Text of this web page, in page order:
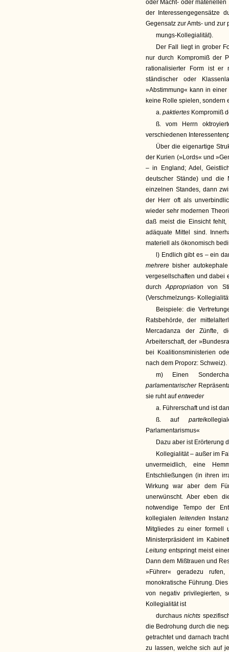
oder Macht- oder
der Interessengegensätze
Gegensatz zur Amts- und zur
mungs-Kollegialität).
Der Fall liegt in grober
nur durch Kompromiß der
rationalisierter Form ist er
ständischer oder
»Abstimmung« kann in
keine Rolle spielen, sondern
a. paktiertes Kompromiß
ß. vom Herrn
verschiedenen
Über die eigenartige
der Kurien (»Lords« und
– in England; Adel,
deutscher Stände) und die
einzelnen Standes, dann
der Herr oft als
wieder sehr modernen
daß meist die Einsicht
adäquate Mittel sind.
materiell als ökonomisch
l) Endlich gibt es – ein
mehrere bisher
vergesellschaften und dabei
durchAppropriationvon
(Verschmelzungs-
Beispiele: die
Ratsbehörde, der
Mercadanza der Zünfte,
Arbeiterschaft, der
bei Koalitionsministerien
nach dem Proporz: Schweiz).
m) Einen
parlamentarischer
sie ruht aufentweder
a. Führerschaft und ist
ß. auf partei
Parlamentarismus«
Dazu aber ist Erörterung
Kollegialität – außer im
unvermeidlich, eine
Entschließungen (in ihren
Wirkung war aber dem
unerwünscht. Aber eben
notwendige Tempo der
kollegialenleitenden
Mitgliedes zu einer formell
Ministerpräsident im
Leitung entspringt meist
Dann dem Mißtrauen und
»Führer« geradezu
monokratische Führung.
von negativ privilegierten,
Kollegialität ist
durchausnichts
die Bedrohung durch die
getrachtet und darnach
zu lassen, welche sich auf